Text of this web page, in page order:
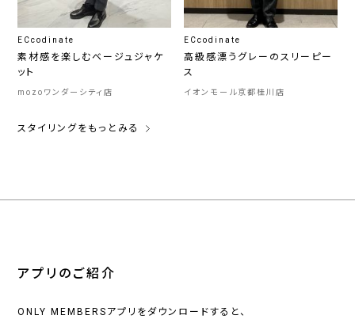
ECcodinate
素材感を楽しむベージュジャケ
ット
mozoワンダーシティ店
ECcodinate
高級感漂うグレーのスリーピー
ス
イオンモール京都桂川店
スタイリングをもっとみる
アプリのご紹介
ONLY MEMBERSアプリをダウンロードすると、